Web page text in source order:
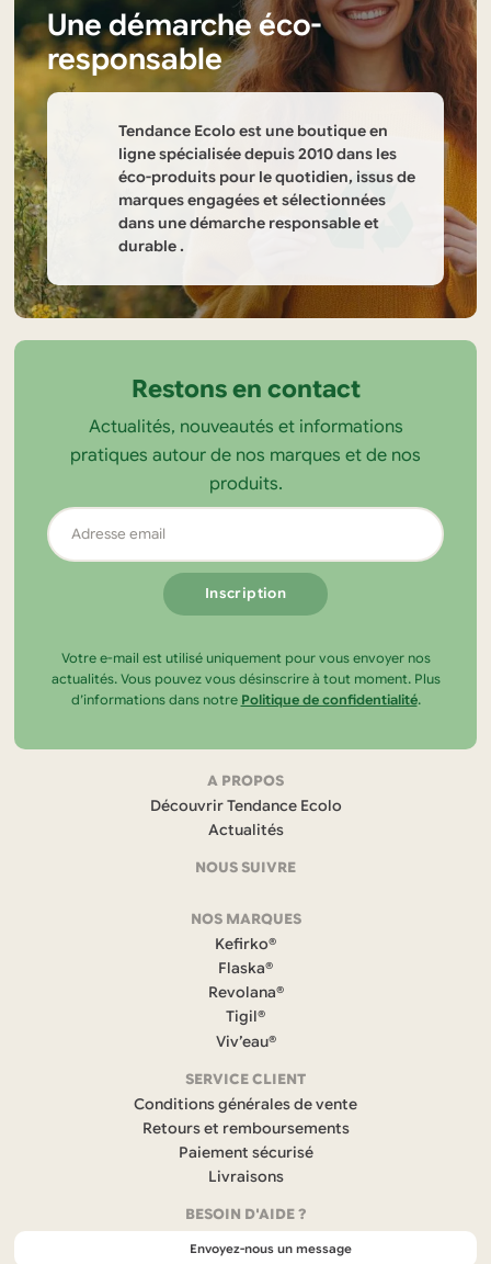
options
peuvent
être
choisies
la
page
du
produit
Informations
sur
boutique
Tendance
Une démarche éco-
responsable
Tendance Ecolo est une boutique en
ligne spécialisée depuis 2010 dans les
éco-produits pour le quotidien, issus de
marques engagées et sélectionnées
dans une démarche responsable et
durable .
Restons en contact
Actualités, nouveautés et informations
pratiques autour de nos marques et de nos
produits.
Adresse
email
Votre e-mail est utilisé uniquement pour vous envoyer nos
actualités. Vous pouvez vous désinscrire à tout moment. Plus
d’informations dans notre Politique de confidentialité.
coordonnées
A PROPOS
Découvrir Tendance Ecolo
Actualités
NOUS SUIVRE
a
c
e
b
o
o
k
s
o
u
v
r
d
a
n
NOS MARQUES
Kefirko®
Flaska®
Revolana®
Tigil®
Viv’eau®
SERVICE CLIENT
Conditions générales de vente
Retours et remboursements
Paiement sécurisé
Livraisons
BESOIN D'AIDE ?
Envoyez-nous un message